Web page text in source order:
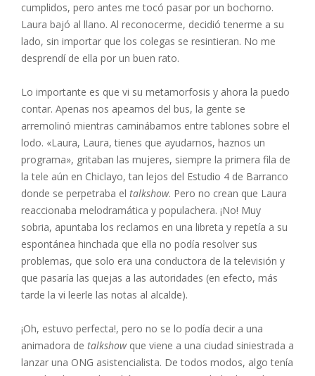
cumplidos, pero antes me tocó pasar por un bochorno.
Laura bajó al llano. Al reconocerme, decidió tenerme a su
lado, sin importar que los colegas se resintieran. No me
desprendí de ella por un buen rato.
Lo importante es que vi su metamorfosis y ahora la puedo
contar. Apenas nos apeamos del bus, la gente se
arremolinó mientras caminábamos entre tablones sobre el
lodo. «Laura, Laura, tienes que ayudarnos, haznos un
programa», gritaban las mujeres, siempre la primera fila de
la tele aún en Chiclayo, tan lejos del Estudio 4 de Barranco
donde se perpetraba el talkshow. Pero no crean que Laura
reaccionaba melodramática y populachera. ¡No! Muy
sobria, apuntaba los reclamos en una libreta y repetía a su
espontánea hinchada que ella no podía resolver sus
problemas, que solo era una conductora de la televisión y
que pasaría las quejas a las autoridades (en efecto, más
tarde la vi leerle las notas al alcalde).
¡Oh, estuvo perfecta!, pero no se lo podía decir a una
animadora de talkshow que viene a una ciudad siniestrada a
lanzar una ONG asistencialista. De todos modos, algo tenía